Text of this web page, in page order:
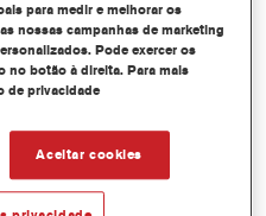
aumentando o rendimento e
e resinas específicos e
diferentes condições
técnicas de aplicação.
para medir e melhorar os
nossas campanhas de marketing
Pode exercer os
no botão à direita. Para mais
de privacidade
Aceitar cookies